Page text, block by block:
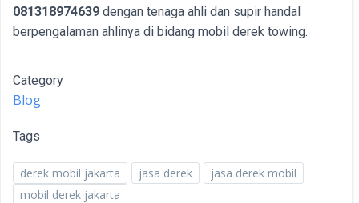
081318974639 dengan tenaga ahli dan supir handal
berpengalaman ahlinya di bidang mobil derek towing.
Category
Blog
Tags
derek mobil jakarta jasa derek
jasa derek mobil
mobil derek jakarta